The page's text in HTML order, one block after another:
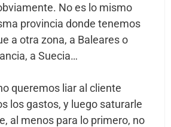
No es lo mismo
provincia donde tenemos
a otra zona, a Baleares o
a Suecia…
queremos liar al cliente
los gastos, y luego saturarle
al menos para lo primero, no